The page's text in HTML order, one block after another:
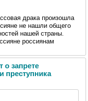
драка произошла
не нашли общего
нашей страны.
россиянам
о запрете
преступника